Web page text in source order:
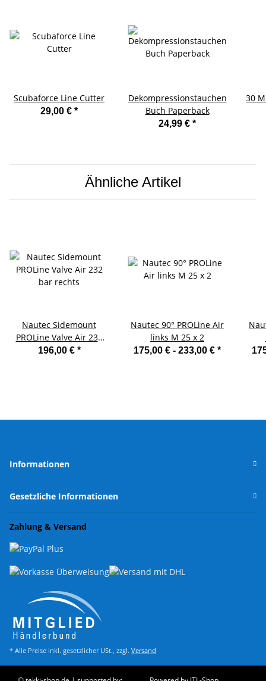
Scubaforce Line Cutter
29,00 € *
Dekompressionstauchen
Buch Paperback
24,99 € *
30
Ähnliche Artikel
Nautec Sidemount
PROLine Valve Air 232
bar rechts
196,00 € *
Nautec 90° PROLine Air
links M 25 x 2
175,00 € - 233,00 € *
Informationen
Gesetzliche Informationen
Zahlung & Versand
* Alle Preise inkl. gesetzlicher USt., zzgl. Versand